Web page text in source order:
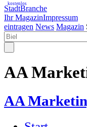
StadtBranche
Ihr MagazinImpressum
kostenlos
eintragen News Magazin
AA
AA